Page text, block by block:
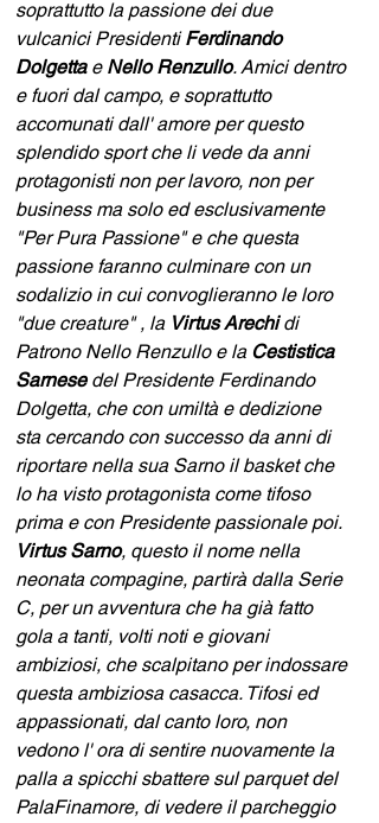
soprattutto la passione dei due
vulcanici Presidenti Ferdinando
Dolgetta e Nello Renzullo. Amici dentro
e fuori dal campo, e soprattutto
accomunati dall' amore per questo
splendido sport che li vede da anni
protagonisti non per lavoro, non per
business ma solo ed esclusivamente
"Per Pura Passione" e che questa
passione faranno culminare con un
sodalizio in cui convoglieranno le loro
"due creature" , la Virtus Arechi di
Patrono Nello Renzullo e la Cestistica
Sarnese del Presidente Ferdinando
Dolgetta, che con umiltà e dedizione
sta cercando con successo da anni di
riportare nella sua Sarno il basket che
lo ha visto protagonista come tifoso
prima e con Presidente passionale poi.
Virtus Sarno, questo il nome nella
neonata compagine, partirà dalla Serie
C, per un avventura che ha già fatto
gola a tanti, volti noti e giovani
ambiziosi, che scalpitano per indossare
questa ambiziosa casacca. Tifosi ed
appassionati, dal canto loro, non
vedono l' ora di sentire nuovamente la
palla a spicchi sbattere sul parquet del
PalaFinamore, di vedere il parcheggio